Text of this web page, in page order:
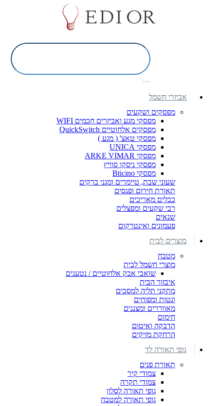
אביזרי חשמל
מפסקים ושקעים
מפסקי מגע ואביזרים חכמים WIFI
מפסקים אלחוטיים QuickSwitch
מפסקי טאצ' ( מגע )
מפסקי UNICA
מפסקי ARKE VIMAR
מפסקי ניסקו סוויץ
מפסקי Bticino
שעוני שבת, טיימרים ומגני ברקים
תאורת חירום ופנסים
כבלים מאריכים
רבי שקעים ומפצלים
שנאים
פעמונים ואינטרקום
מוצרים לבית
מטבח
מוצרי חשמל לבית
שואבי אבק אלחוטיים / נטענים
איבזור הבית
מתקני תליה למסכים
ונטות ומפוחים
מאווררים ומצננים
חימום
הדבקה ואיטום
הרחקת מזיקים
גופי תאורה לד
תאורת פנים
צמודי קיר
צמודי תקרה
גופי תאורה לסלון
גופי תאורה למטבח